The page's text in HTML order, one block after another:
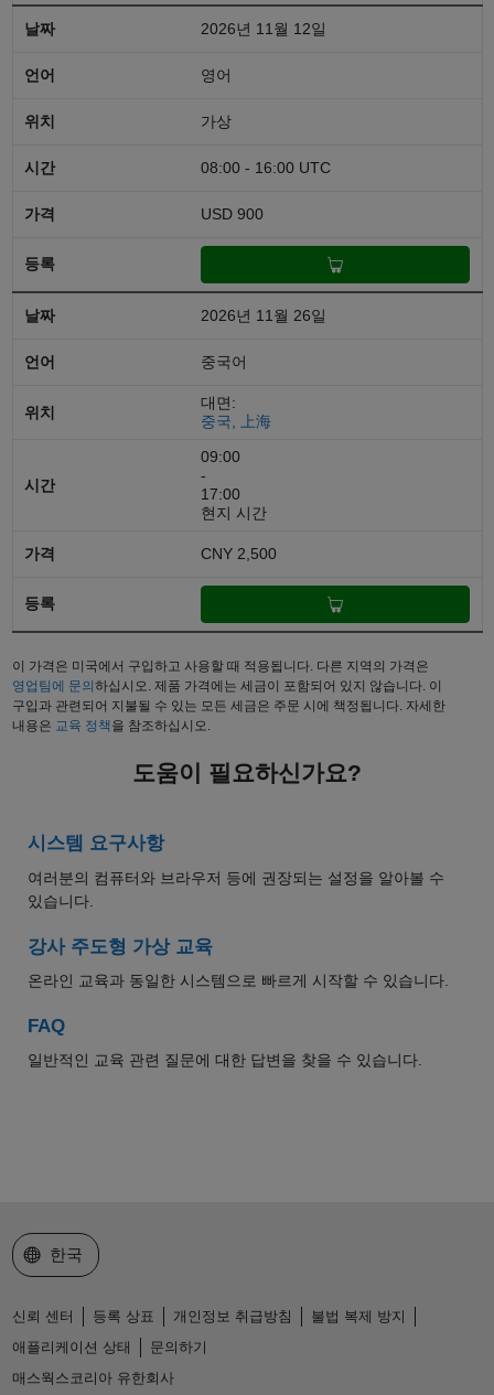
2026년 11월 12일
영어
가상
08:00 - 16:00 UTC
USD 900
2026년 11월 26일
중국어
대면:
중국, 上海
09:00
-
17:00
현지 시간
CNY 2,500
이 가격은 미국에서 구입하고 사용할 때 적용됩니다. 다른 지역의 가격은
영업팀에 문의 하십시오. 제품 가격에는 세금이 포함되어 있지 않습니다. 이
구입과 관련되어 지불될 수 있는 모든 세금은 주문 시에 책정됩니다. 자세한
내용은 교육 정책 을 참조하십시오.
도움이 필요하신가요?
시스템 요구사항
여러분의 컴퓨터와 브라우저 등에 권장되는 설정을 알아볼 수
있습니다.
강사 주도형 가상 교육
온라인 교육과 동일한 시스템으로 빠르게 시작할 수 있습니다.
FAQ
일반적인 교육 관련 질문에 대한 답변을 찾을 수 있습니다.
웹사이트 선택
한국
신뢰 센터 등록 상표 개인정보 취급방침
불법 복제 방지
애플리케이션 상태
문의하기
매스웍스코리아 유한회사